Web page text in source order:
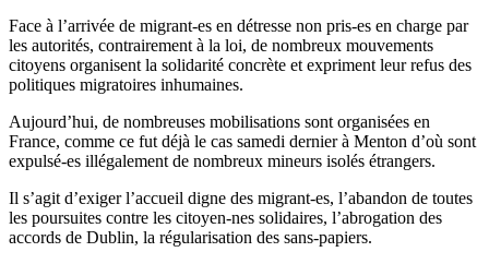
Face à l’arrivée de migrant-es en détresse non pris-es en charge par
les autorités, contrairement à la loi, de nombreux mouvements
citoyens organisent la solidarité concrète et expriment leur refus des
politiques migratoires inhumaines.
Aujourd’hui, de nombreuses mobilisations sont organisées en
France, comme ce fut déjà le cas samedi dernier à Menton d’où sont
expulsé-es illégalement de nombreux mineurs isolés étrangers.
Il s’agit d’exiger l’accueil digne des migrant-es, l’abandon de toutes
les poursuites contre les citoyen-nes solidaires, l’abrogation des
accords de Dublin, la régularisation des sans-papiers.